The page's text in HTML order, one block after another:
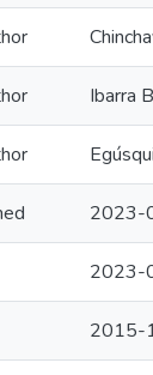
Ibarra
2023-
2023-
2015-